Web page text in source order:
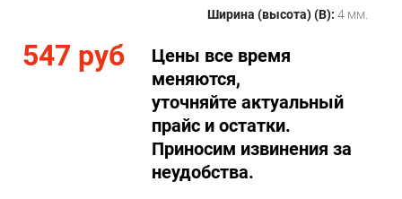
Ширина (высота) (B): 4 мм.
547 руб
Цены все время
меняются,
уточняйте актуальный
прайс и остатки.
Приносим извинения за
неудобства.